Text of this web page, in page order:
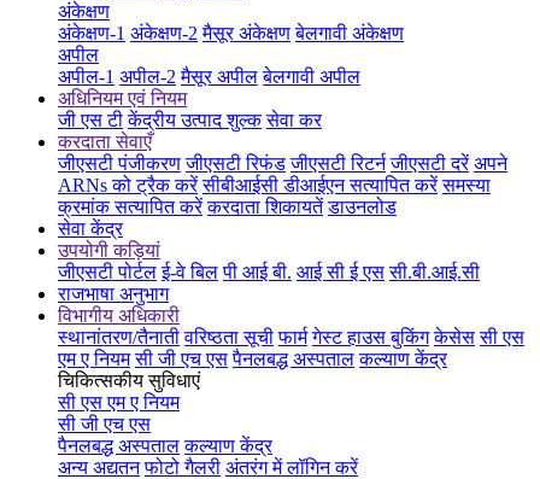
अंकेक्षण
अंकेक्षण-1 अंकेक्षण-2 मैसूर अंकेक्षण बेलगावी अंकेक्षण
अपील
अपील-1 अपील-2 मैसूर अपील बेलगावी अपील
अधिनियम एवं नियम
जी एस टी केंद्रीय उत्पाद शुल्क सेवा कर
करदाता सेवाएँ
जीएसटी पंजीकरण जीएसटी रिफंड जीएसटी रिटर्न जीएसटी दरें अपने
ARNs को ट्रैक करें सीबीआईसी डीआईएन सत्यापित करें समस्या
क्रमांक सत्यापित करें करदाता शिकायतें डाउनलोड
सेवा केंद्र
उपयोगी कड़ियां
जीएसटी पोर्टल ई-वे बिल पी आई बी. आई सी ई एस सी.बी.आई.सी
राजभाषा अनुभाग
विभागीय अधिकारी
स्थानांतरण/तैनाती वरिष्ठता सूची फार्म गेस्ट हाउस बुकिंग केसेस सी एस
एम ए नियम सी जी एच एस पैनलबद्ध अस्पताल कल्याण केंद्र
चिकित्सकीय सुविधाएं
सी एस एम ए नियम
सी जी एच एस
पैनलबद्ध अस्पताल कल्याण केंद्र
अन्य अद्यतन फोटो गैलरी अंतरंग में लॉगिन करें